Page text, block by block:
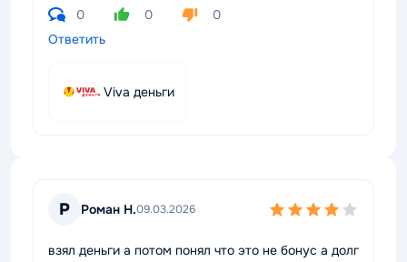
0 0
0
Ответить
Viva деньги
Р Роман Н.09.03.2026
взял деньги а потом понял что это не бонус а долг